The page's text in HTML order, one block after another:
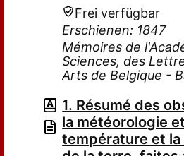
Frei verfügbar
Erschienen: 1847
Mémoires de
Sciences, des
Arts de Belgique -
1. Résumé des
la météorologie
température et